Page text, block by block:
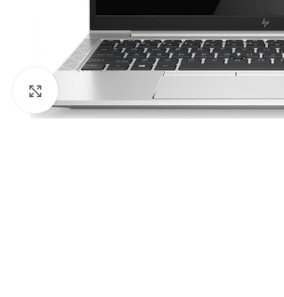
Κλικ για μεγέθυνση